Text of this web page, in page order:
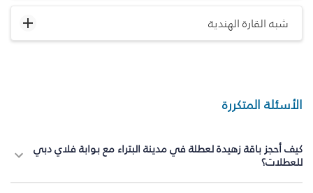
شبه القارة الهندية
الأسئلة المتكررة
كيف أحجز باقة زهيدة لعطلة في مدينة البتراء مع بوابة فلاي دبي
للعطلات؟